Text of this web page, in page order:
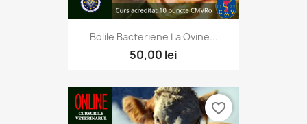
Bolile Bacteriene La Ovine...
50,00 lei
favorite_border